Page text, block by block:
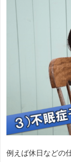
例えば休日などの